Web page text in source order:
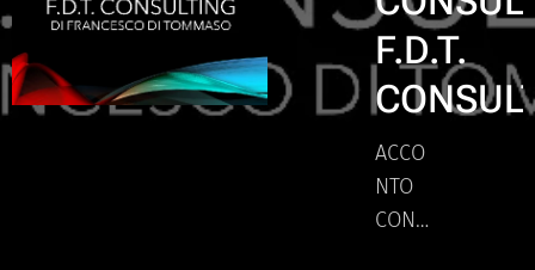
F.D.T.
ACCO
NTO
CONS